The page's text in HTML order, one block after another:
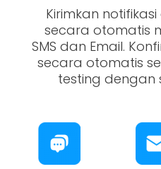
Kirimkan
secara otomatis
SMS dan Email.
secara otomatis
testing dengan